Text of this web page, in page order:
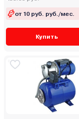
от 10 руб. руб./мес.
Купить